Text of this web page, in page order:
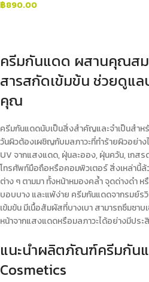
฿890.00
ครีมกันแดด ผสานคุณสม
สารสกัดเข้มข้น ช่วยดูแ
คุณ
ครีมกันแดดนับเป็นสิ่งสำคัญและจำเป็นสำห
วันผิวต้องเผชิญกับมลภาวะที่ทำร้ายผิวอย่าง
UV จากแสงแดด, ฝุ่นละออง, ฝุ่นควัน, เกส
โทรศัพท์มือถือหรือคอมพิวเตอร์ สิ่งเหล่านี้
ต่าง ๆ ตามมา ทั้งหน้าหมองคล้ำ จุดด่างดำ
บอบบาง และแพ้ง่าย ครีมกันแดดจากรมย์ร
เข้มข้น มีเนื้อสัมผัสที่บางเบา สามารถซึมซา
หน้าจากแสงแดดหรือมลภาวะได้อย่างมีป
แนะนำผลิตภัณฑ์ครีมกัน
Cosmetics